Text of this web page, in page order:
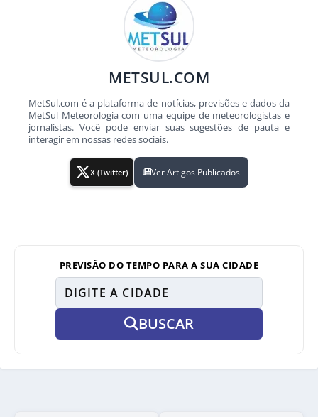
METSUL.COM
MetSul.com é a plataforma de notícias, previsões e dados da
MetSul Meteorologia com uma equipe de meteorologistas e
jornalistas. Você pode enviar suas sugestões de pauta e
interagir em nossas redes sociais.
X (Twitter) Ver Artigos Publicados
PREVISÃO DO TEMPO PARA A SUA CIDADE
BUSCAR